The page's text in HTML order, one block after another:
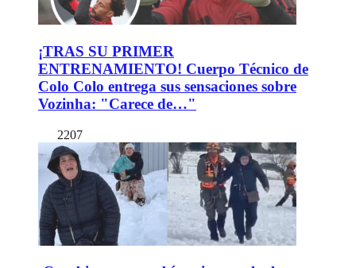
¡TRAS SU PRIMER
ENTRENAMIENTO! Cuerpo Técnico de
Colo Colo entrega sus sensaciones sobre
Vozinha: "Carece de…"
2207